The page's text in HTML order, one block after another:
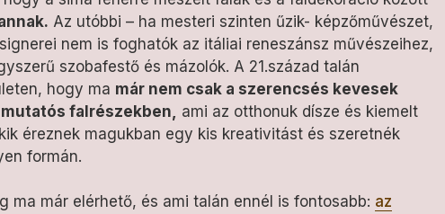
Az utóbbi – ha mesteri szinten űzik- képzőművészet,
nem is foghatók az itáliai reneszánsz művészeihez,
szobafestő és mázolók. A 21.század talán
hogy ma már nem csak a szerencsés kevesek
falrészekben, ami az otthonuk dísze és kiemelt
éreznek magukban egy kis kreativitást és szeretnék
formán.
ma már elérhető, és ami talán ennél is fontosabb: az